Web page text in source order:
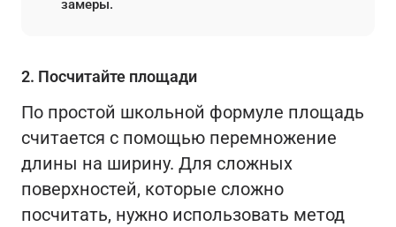
замеры.
2. Посчитайте площади
По простой школьной формуле площадь
считается с помощью перемножение
длины на ширину. Для сложных
поверхностей, которые сложно
посчитать, нужно использовать метод